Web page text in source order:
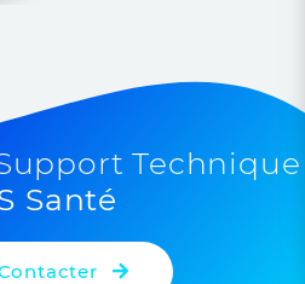
Technique
Santé